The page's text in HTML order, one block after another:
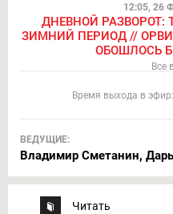
12:05, 26
ДНЕВНОЙ РАЗВОРОТ:
ЗИМНИЙ ПЕРИОД //
ОБОШЛОСЬ
Все
Время выхода в эфир:
ВЕДУЩИЕ:
Владимир Сметанин,
Читать